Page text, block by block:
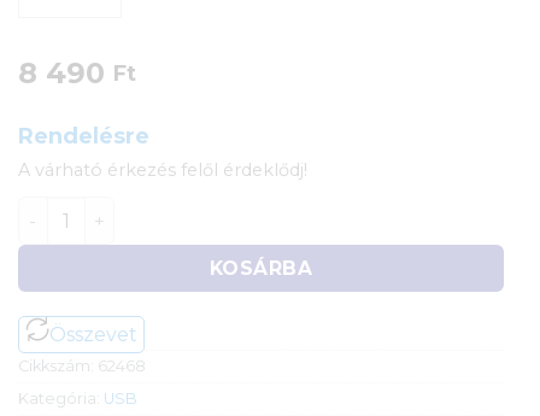
8 490 Ft
Rendelésre
A várható érkezés felől érdeklődj!
Delock USB 3.0 micro B > mSATA (full size) átalakító
KOSÁRBA
Összevet
Cikkszám: 62468
Kategória: USB